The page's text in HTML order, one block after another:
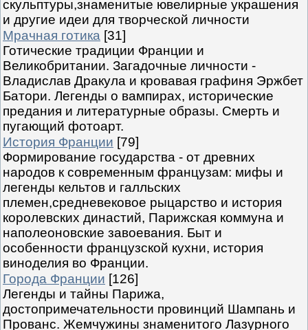
скульптуры,знаменитые ювелирные украшения
и другие идеи для творческой личности
Мрачная готика [31]
Готические традиции Франции и
Великобритании. Загадочные личности -
Владислав Дракула и кровавая графиня Эржбет
Батори. Легенды о вампирах, исторические
предания и литературные образы. Смерть и
пугающий фотоарт.
История Франции [79]
Формирование государства - от древних
народов к современным французам: мифы и
легенды кельтов и галльских
племен,средневековое рыцарство и история
королевских династий, Парижская коммуна и
наполеоновские завоевания. Быт и
особенности французской кухни, история
виноделия во Франции.
Города Франции [126]
Легенды и тайны Парижа,
достопримечательности провинций Шампань и
Прованс. Жемчужины знаменитого Лазурного